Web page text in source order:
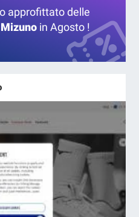
approfittato delle
Mizuno in Agosto !